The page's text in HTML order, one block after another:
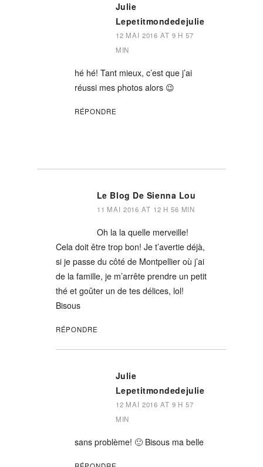
Julie
Lepetitmondedejulie
12 MAI 2016 AT 9 H 57
MIN
hé hé! Tant mieux, c’est que j’ai
réussi mes photos alors 😉
RÉPONDRE
Le Blog De Sienna Lou
11 MAI 2016 AT 12 H 56 MIN
Oh la la quelle merveille!
Cela doit être trop bon! Je t’avertie déjà,
si je passe du côté de Montpellier où j’ai
de la famille, je m’arrête prendre un petit
thé et goûter un de tes délices, lol!
Bisous
RÉPONDRE
Julie
Lepetitmondedejulie
12 MAI 2016 AT 9 H 57
MIN
sans problème! 🙂 Bisous ma belle